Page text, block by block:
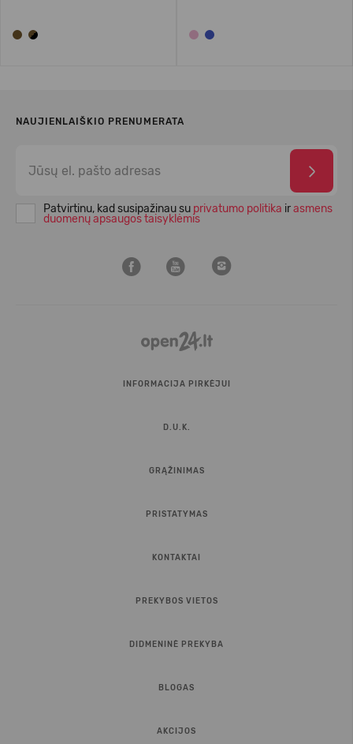
NAUJIENLAIŠKIO PRENUMERATA
Patvirtinu, kad susipažinau su privatumo politika irasmens
duomenų apsaugos taisyklėmis
INFORMACIJA PIRKĖJUI
D.U.K.
GRĄŽINIMAS
PRISTATYMAS
KONTAKTAI
PREKYBOS VIETOS
DIDMENINĖ PREKYBA
BLOGAS
AKCIJOS